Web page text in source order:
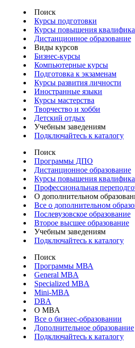
Поиск
Курсы подготовки
Курсы повышения
Дистанционное образование
Виды курсов
Бизнес-курсы
Компьютерные курсы
Подготовка к экзаменам
Курсы развития личности
Иностранные языки
Курсы мастерства
Творчество и хобби
Детский отдых
Учебным заведениям
Подключайтесь к каталогу
Поиск
Программы ДПО
Дистанционное образование
Курсы повышения
Профессиональная
О дополнительном
Все о дополнительном
Послевузовское образование
Второе высшее образование
Учебным заведениям
Подключайтесь к каталогу
Поиск
Программы МВА
General MBA
Specialized MBA
Mini-MBA
DBA
О MBA
Все о бизнес-образовании
Дополнительное образование
Подключайтесь к каталогу